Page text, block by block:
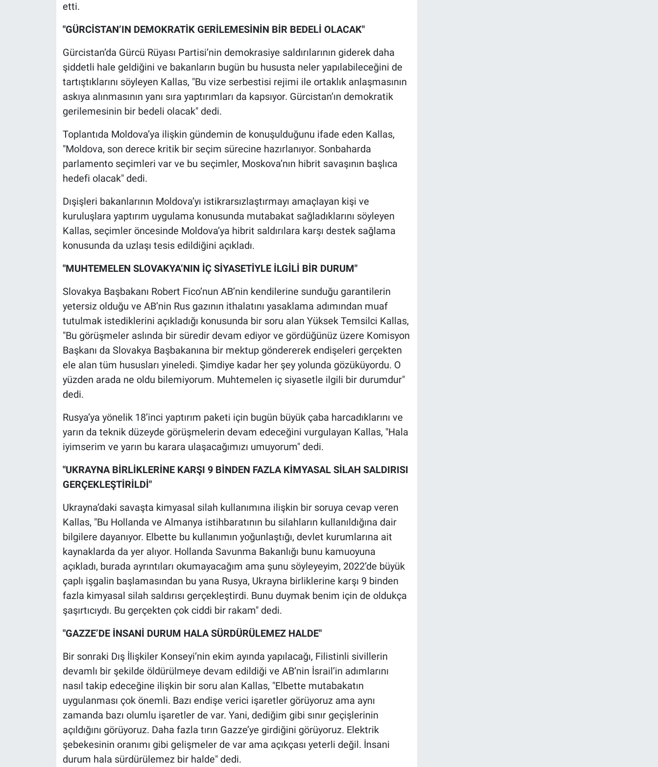
etti.
"GÜRCİSTAN’IN DEMOKRATİK GERİLEMESİNİN BİR BEDELİ OLACAK"
Gürcistan’da Gürcü Rüyası Partisi’nin demokrasiye saldırılarının giderek daha
şiddetli hale geldiğini ve bakanların bugün bu hususta neler yapılabileceğini de
tartıştıklarını söyleyen Kallas, "Bu vize serbestisi rejimi ile ortaklık anlaşmasının
askıya alınmasının yanı sıra yaptırımları da kapsıyor. Gürcistan’ın demokratik
gerilemesinin bir bedeli olacak" dedi.
Toplantıda Moldova’ya ilişkin gündemin de konuşulduğunu ifade eden Kallas,
"Moldova, son derece kritik bir seçim sürecine hazırlanıyor. Sonbaharda
parlamento seçimleri var ve bu seçimler, Moskova’nın hibrit savaşının başlıca
hedefi olacak" dedi.
Dışişleri bakanlarının Moldova’yı istikrarsızlaştırmayı amaçlayan kişi ve
kuruluşlara yaptırım uygulama konusunda mutabakat sağladıklarını söyleyen
Kallas, seçimler öncesinde Moldova’ya hibrit saldırılara karşı destek sağlama
konusunda da uzlaşı tesis edildiğini açıkladı.
"MUHTEMELEN SLOVAKYA’NIN İÇ SİYASETİYLE İLGİLİ BİR DURUM"
Slovakya Başbakanı Robert Fico’nun AB’nin kendilerine sunduğu garantilerin
yetersiz olduğu ve AB’nin Rus gazının ithalatını yasaklama adımından muaf
tutulmak istediklerini açıkladığı konusunda bir soru alan Yüksek Temsilci Kallas,
"Bu görüşmeler aslında bir süredir devam ediyor ve gördüğünüz üzere Komisyon
Başkanı da Slovakya Başbakanına bir mektup göndererek endişeleri gerçekten
ele alan tüm hususları yineledi. Şimdiye kadar her şey yolunda gözüküyordu. O
yüzden arada ne oldu bilemiyorum. Muhtemelen iç siyasetle ilgili bir durumdur"
dedi.
Rusya’ya yönelik 18’inci yaptırım paketi için bugün büyük çaba harcadıklarını ve
yarın da teknik düzeyde görüşmelerin devam edeceğini vurgulayan Kallas, "Hala
iyimserim ve yarın bu karara ulaşacağımızı umuyorum" dedi.
"UKRAYNA BİRLİKLERİNE KARŞI 9 BİNDEN FAZLA KİMYASAL SİLAH SALDIRISI
GERÇEKLEŞTİRİLDİ"
Ukrayna’daki savaşta kimyasal silah kullanımına ilişkin bir soruya cevap veren
Kallas, "Bu Hollanda ve Almanya istihbaratının bu silahların kullanıldığına dair
bilgilere dayanıyor. Elbette bu kullanımın yoğunlaştığı, devlet kurumlarına ait
kaynaklarda da yer alıyor. Hollanda Savunma Bakanlığı bunu kamuoyuna
açıkladı, burada ayrıntıları okumayacağım ama şunu söyleyeyim, 2022’de büyük
çaplı işgalin başlamasından bu yana Rusya, Ukrayna birliklerine karşı 9 binden
fazla kimyasal silah saldırısı gerçekleştirdi. Bunu duymak benim için de oldukça
şaşırtıcıydı. Bu gerçekten çok ciddi bir rakam" dedi.
"GAZZE’DE İNSANİ DURUM HALA SÜRDÜRÜLEMEZ HALDE"
Bir sonraki Dış İlişkiler Konseyi’nin ekim ayında yapılacağı, Filistinli sivillerin
devamlı bir şekilde öldürülmeye devam edildiği ve AB’nin İsrail’in adımlarını
nasıl takip edeceğine ilişkin bir soru alan Kallas, "Elbette mutabakatın
uygulanması çok önemli. Bazı endişe verici işaretler görüyoruz ama aynı
zamanda bazı olumlu işaretler de var. Yani, dediğim gibi sınır geçişlerinin
açıldığını görüyoruz. Daha fazla tırın Gazze’ye girdiğini görüyoruz. Elektrik
şebekesinin oranımı gibi gelişmeler de var ama açıkçası yeterli değil. İnsani
durum hala sürdürülemez bir halde" dedi.